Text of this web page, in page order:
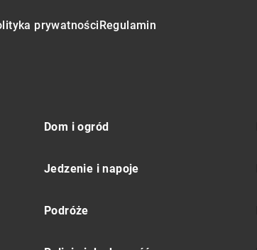
prywatnościRegulamin
Dom i ogród
Jedzenie i napoje
Podróże